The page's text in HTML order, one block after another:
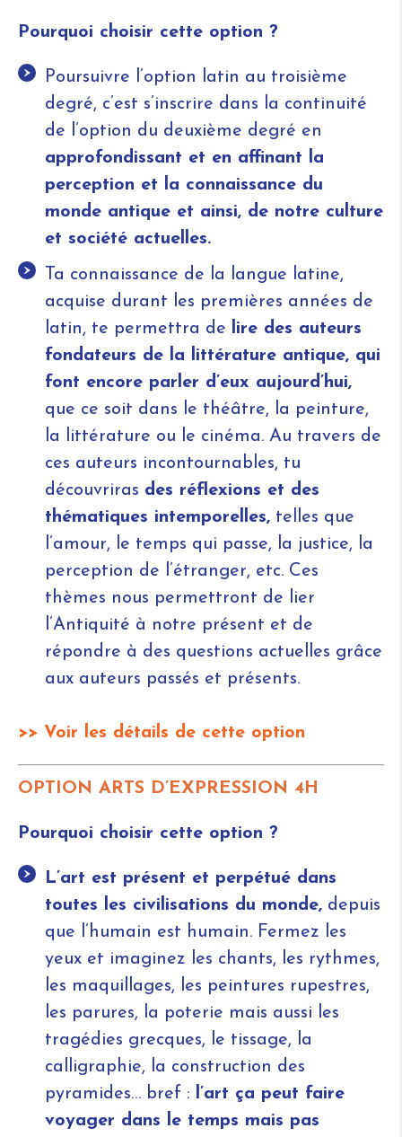
Pourquoi choisir cette option ?
Poursuivre l’option latin au troisième
degré, c’est s’inscrire dans la continuité
de l’option du deuxième degré en
approfondissant et en affinant la
perception et la connaissance du
monde antique et ainsi, de notre culture
et société actuelles.
Ta connaissance de la langue latine,
acquise durant les premières années de
latin, te permettra de lire des auteurs
fondateurs de la littérature antique, qui
font encore parler d’eux aujourd’hui,
que ce soit dans le théâtre, la peinture,
la littérature ou le cinéma. Au travers de
ces auteurs incontournables, tu
découvriras des réflexions et des
thématiques intemporelles, telles que
l’amour, le temps qui passe, la justice, la
perception de l’étranger, etc. Ces
thèmes nous permettront de lier
l’Antiquité à notre présent et de
répondre à des questions actuelles grâce
aux auteurs passés et présents.
>> Voir les détails de cette option
OPTION ARTS D’EXPRESSION 4H
Pourquoi choisir cette option ?
L’art est présent et perpétué dans
toutes les civilisations du monde, depuis
que l’humain est humain. Fermez les
yeux et imaginez les chants, les rythmes,
les maquillages, les peintures rupestres,
les parures, la poterie mais aussi les
tragédies grecques, le tissage, la
calligraphie, la construction des
pyramides… bref : l’art ça peut faire
voyager dans le temps mais pas